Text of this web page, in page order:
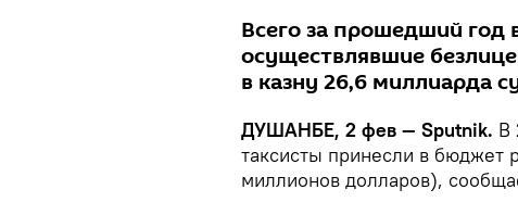
Всего за прошедший год
осуществлявшие
в казну 26,6 миллиарда
ДУШАНБЕ, 2 фев — Sputnik. В
таксисты принесли в бюджет
миллионов долларов),